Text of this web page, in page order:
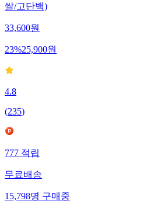
쌀/고단백)
33,600원
23%25,900원
4.8
(235)
777 적립
무료배송
15,798명 구매중